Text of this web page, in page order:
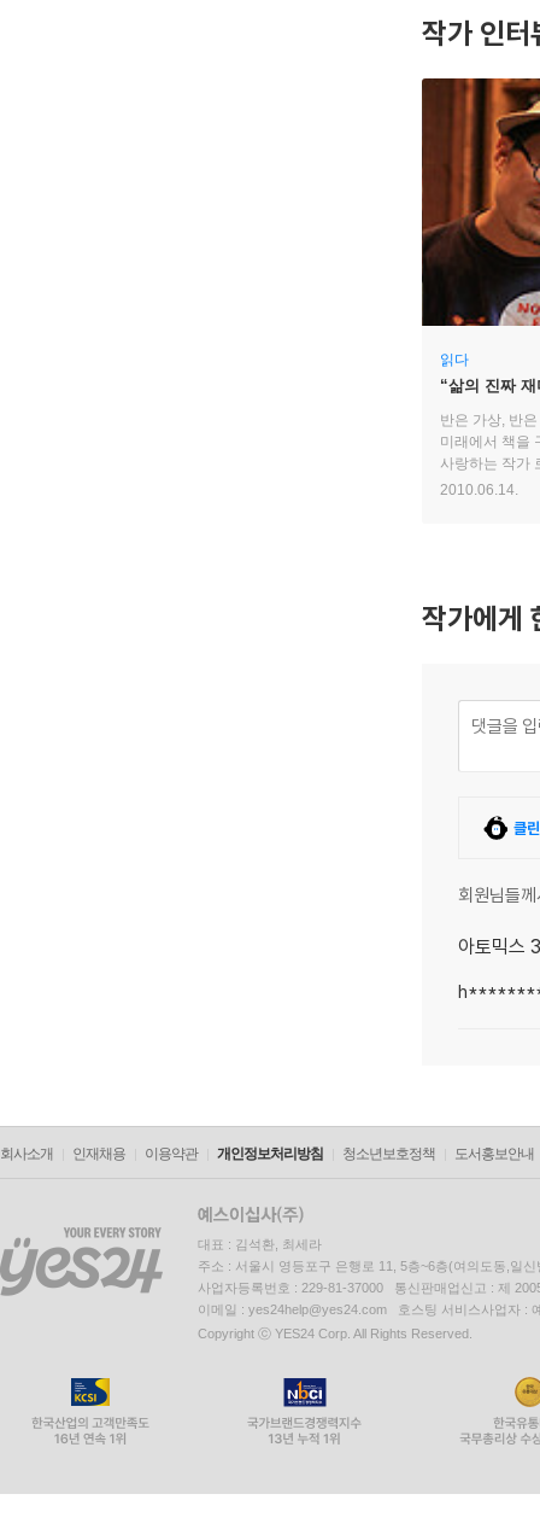
작가 인터
읽다
“삶의 진짜
도시』 서진
반은 가상, 반
미래에서 책을
사랑하는 작가
다른 이야기를
2010.06.14.
작가에게
클
회원님들
아토믹스
회사소개 인재채용 이용약관 개인정보처리방침 청소년보호정책 도서홍보안내
대표 : 김석환, 최세라
주소 : 서울시 영등포구 은행로 11, 5층~6층(여의도동,일신
사업자등록번호 : 229-81-37000 통신판매업신고 : 제
이메일 : yes24help@yes24.com 호스팅 서비스사업자 :
Copyright ⓒ YES24 Corp. All Rights Reserved.